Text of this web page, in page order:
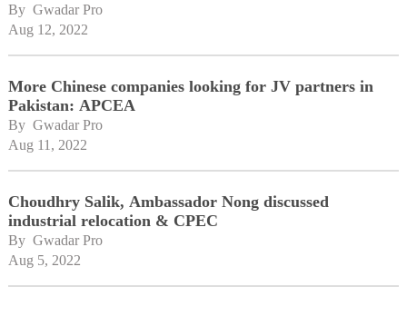
By Gwadar Pro
Aug 12, 2022
More Chinese companies looking for JV partners in
Pakistan: APCEA
By Gwadar Pro
Aug 11, 2022
Choudhry Salik, Ambassador Nong discussed
industrial relocation & CPEC
By Gwadar Pro
Aug 5, 2022